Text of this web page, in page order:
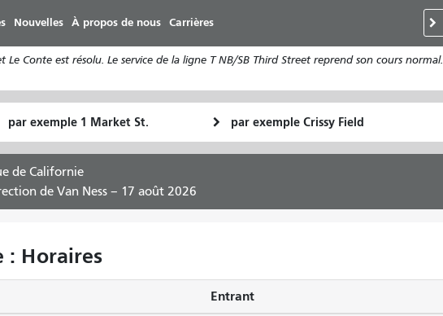
au
contenu
principal
Nouvelles À propos de nous Carrières
Le Conte est résolu. Le service de la ligne T NB/SB Third Street reprend son cours normal.
de
final
Comment
je
de Californie
de Van Ness – 17 août 2026
: Horaires
Entrant